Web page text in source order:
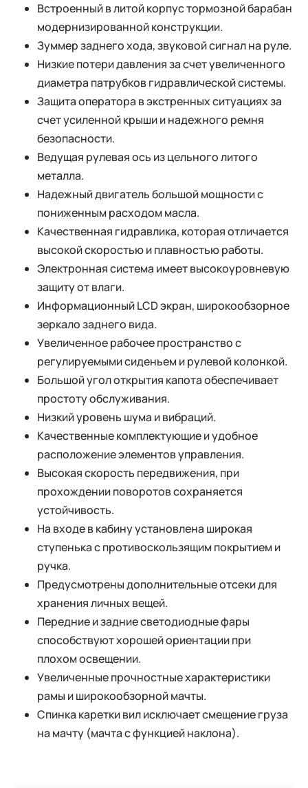
Встроенный в литой корпус тормозной барабан
модернизированной конструкции.
Зуммер заднего хода, звуковой сигнал на руле.
Низкие потери давления за счет увеличенного
диаметра патрубков гидравлической системы.
Защита оператора в экстренных ситуациях за
счет усиленной крыши и надежного ремня
безопасности.
Ведущая рулевая ось из цельного литого
металла.
Надежный двигатель большой мощности с
пониженным расходом масла.
Качественная гидравлика, которая отличается
высокой скоростью и плавностью работы.
Электронная система имеет высокоуровневую
защиту от влаги.
Информационный LCD экран, широкообзорное
зеркало заднего вида.
Увеличенное рабочее пространство с
регулируемыми сиденьем и рулевой колонкой.
Большой угол открытия капота обеспечивает
простоту обслуживания.
Низкий уровень шума и вибраций.
Качественные комплектующие и удобное
расположение элементов управления.
Высокая скорость передвижения, при
прохождении поворотов сохраняется
устойчивость.
На входе в кабину установлена широкая
ступенька с противоскользящим покрытием и
ручка.
Предусмотрены дополнительные отсеки для
хранения личных вещей.
Передние и задние светодиодные фары
способствуют хорошей ориентации при
плохом освещении.
Увеличенные прочностные характеристики
рамы и широкообзорной мачты.
Спинка каретки вил исключает смещение груза
на мачту (мачта с функцией наклона).